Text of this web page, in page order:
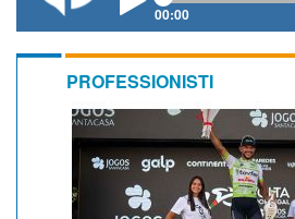
00:00
PROFESSIONISTI